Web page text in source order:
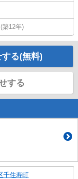
築12年)
る(無料)
する
千住寿町